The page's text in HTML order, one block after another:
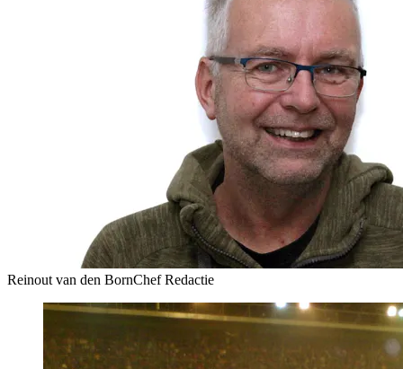
Reinout van den BornChef Redactie